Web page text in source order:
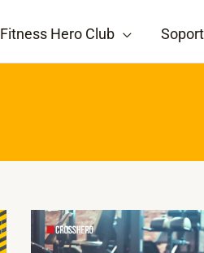
Fitness Hero Club